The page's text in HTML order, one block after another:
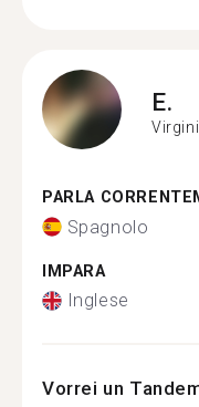
E.
PARLA
Spagnolo
IMPARA
Inglese
Vorrei un